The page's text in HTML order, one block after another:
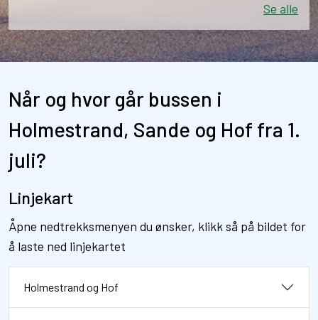
Se alle
Når og hvor går bussen i
Holmestrand, Sande og Hof fra 1.
juli?
Linjekart
Åpne nedtrekksmenyen du ønsker, klikk så på bildet for
å laste ned linjekartet
Holmestrand og Hof